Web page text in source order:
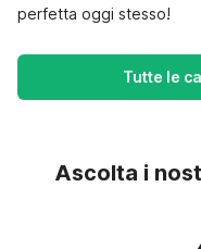
perfetta oggi stesso!
Tutte le
Ascolta i